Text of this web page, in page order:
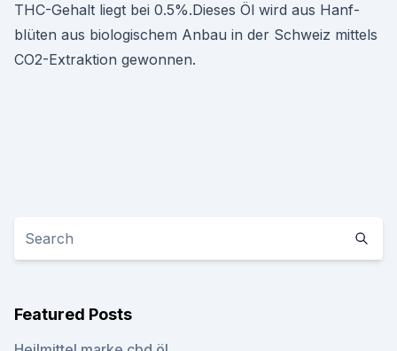
THC-Gehalt liegt bei 0.5%.Dieses Öl wird aus Hanf­
blüten aus biol­o­gis­chem Anbau in der Schweiz mit­tels
CO2-Extrak­tion gewon­nen.
Featured Posts